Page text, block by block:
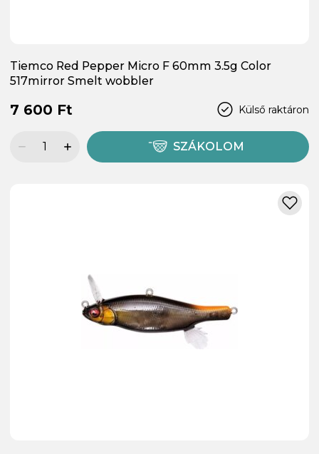
Tiemco Red Pepper Micro F 60mm 3.5g Color
517mirror Smelt wobbler
Külső raktáron
7 600 Ft
SZÁKOLOM